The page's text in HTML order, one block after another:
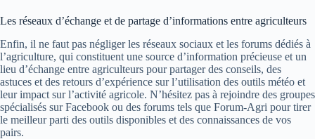
Les réseaux d’échange et de partage d’informations entre agriculteurs
Enfin, il ne faut pas négliger les réseaux sociaux et les forums dédiés à
l’agriculture, qui constituent une source d’information précieuse et un
lieu d’échange entre agriculteurs pour partager des conseils, des
astuces et des retours d’expérience sur l’utilisation des outils météo et
leur impact sur l’activité agricole. N’hésitez pas à rejoindre des groupes
spécialisés sur Facebook ou des forums tels que Forum-Agri pour tirer
le meilleur parti des outils disponibles et des connaissances de vos
pairs.